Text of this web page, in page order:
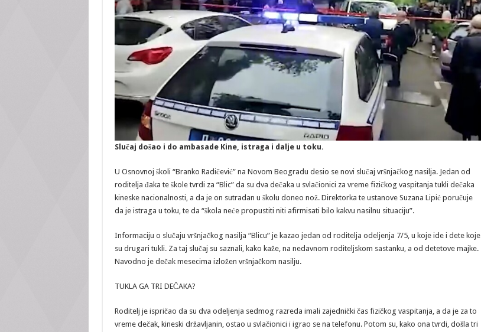
Slučaj došao i do ambasade Kine, istraga i dalje u toku.
U Osnovnoj školi “Branko Radičević” na Novom Beogradu desio se novi slučaj vršnjačkog nasilja. Jedan od
roditelja đaka te škole tvrdi za “Blic” da su dva dečaka u svlačionici za vreme fizičkog vaspitanja tukli dečaka
kineske nacionalnosti, a da je on sutradan u školu doneo nož. Direktorka te ustanove Suzana Lipić poručuje
da je istraga u toku, te da “škola neće propustiti niti afirmisati bilo kakvu nasilnu situaciju”.
Informaciju o slučaju vršnjačkog nasilja “Blicu” je kazao jedan od roditelja odeljenja 7/5, u koje ide i dete koje
su drugari tukli. Za taj slučaj su saznali, kako kaže, na nedavnom roditeljskom sastanku, a od detetove majke.
Navodno je dečak mesecima izložen vršnjačkom nasilju.
TUKLA GA TRI DEČAKA?
Roditelj je ispričao da su dva odeljenja sedmog razreda imali zajednički čas fizičkog vaspitanja, a da je za to
vreme dečak, kineski državljanin, ostao u svlačionici i igrao se na telefonu. Potom su, kako ona tvrdi, došla tri